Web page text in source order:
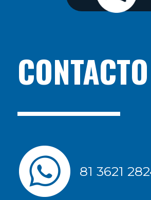
CONTACTO
81 3621